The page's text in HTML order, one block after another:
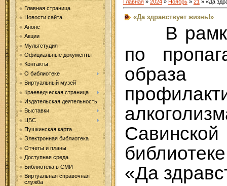
Главная страница
Новости сайта
Анонс
Акции
Мультстудия
Официальные документы
Контакты
О библиотеке
Виртуальный музей
Краеведческая страница
Издательская деятельность
Выставки
ЦБС
Пушкинская карта
Электронная библиотека
Отчеты и планы
Доступная среда
Библиотека в СМИ
Виртуальная справочная
служба
Главная» 2024 » Ноябрь » 21 » «Да
«Да здравствует жизнь!»
В
по
«Да